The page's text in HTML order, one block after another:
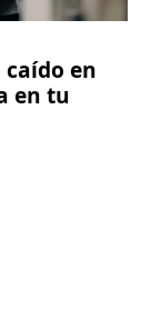
en
en tu